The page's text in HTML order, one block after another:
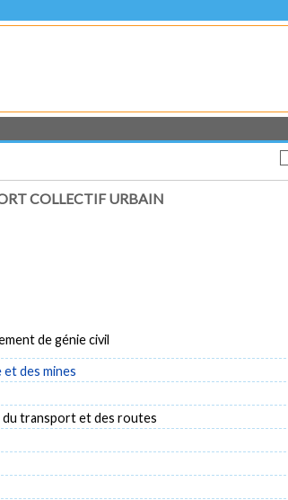
COLLECTIF URBAIN
de génie civil
des mines
du transport et des routes